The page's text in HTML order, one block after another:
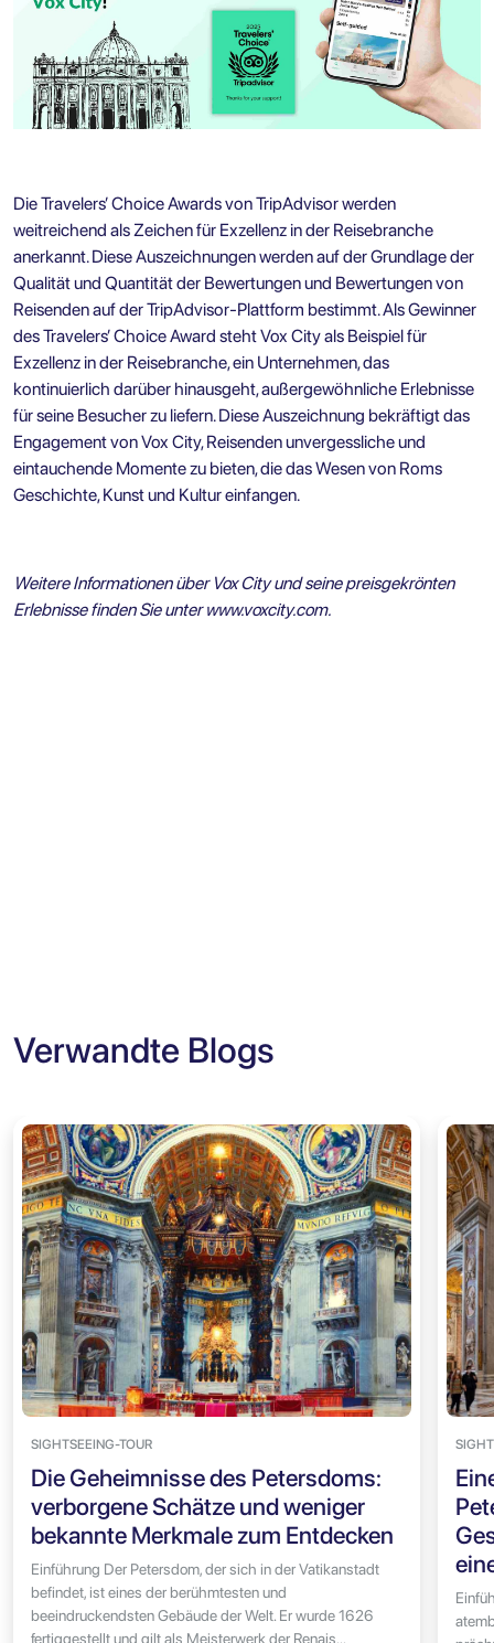
Die Travelers’ Choice Awards von TripAdvisor werden
weitreichend als Zeichen für Exzellenz in der Reisebranche
anerkannt. Diese Auszeichnungen werden auf der Grundlage der
Qualität und Quantität der Bewertungen und Bewertungen von
Reisenden auf der TripAdvisor-Plattform bestimmt. Als Gewinner
des Travelers’ Choice Award steht Vox City als Beispiel für
Exzellenz in der Reisebranche, ein Unternehmen, das
kontinuierlich darüber hinausgeht, außergewöhnliche Erlebnisse
für seine Besucher zu liefern. Diese Auszeichnung bekräftigt das
Engagement von Vox City, Reisenden unvergessliche und
eintauchende Momente zu bieten, die das Wesen von Roms
Geschichte, Kunst und Kultur einfangen.
Weitere Informationen über Vox City und seine preisgekrönten
Erlebnisse finden Sie unterwww.voxcity.com.
Verwandte Blogs
SIGHTSEEING-TOUR
Die Geheimnisse des Petersdoms:
verborgene Schätze und weniger
bekannte Merkmale zum Entdecken
Einführung Der Petersdom, der sich in der Vatikanstadt
befindet, ist eines der berühmtesten und
beeindruckendsten Gebäude der Welt. Er wurde 1626
fertiggestellt und gilt als Meisterwerk der Renais...